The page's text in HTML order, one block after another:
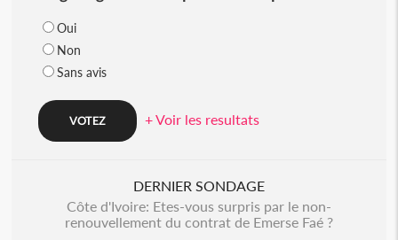
Oui
Non
Sans avis
+ Voir les resultats
DERNIER SONDAGE
Côte d'Ivoire: Etes-vous surpris par le non-
renouvellement du contrat de Emerse Faé ?